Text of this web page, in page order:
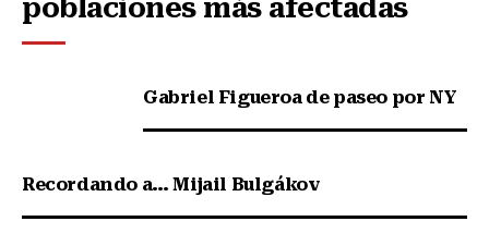
poblaciones más afectadas
Gabriel Figueroa de paseo por NY
Recordando a… Mijail Bulgákov